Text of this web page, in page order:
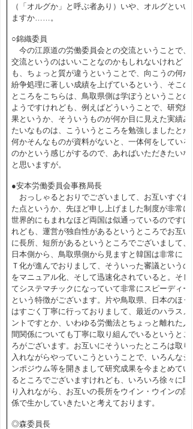
（「オルグか」と呼ぶ者あり）いや、オルグといい
ますか……。
○錦織委員
今の江原道の労働委員会との交流ということで、
交流というのはいいことなのかもしれないけれど
も、ちょっと質が違うということで、向こうの何か
紛争処理に著しい成績を上げているという、そこの
ところをこちらは、鳥取県側は学ぼうということの
ようですけれども、例えばどういうことで、研究結
果というか、そういうものが何か目に見えた実績み
たいなものは、こういうところを勉強しましたとか
何かそんなものが資料がないと、一体何をしている
のかという感じがするので、あればいただきたいな
と思いますが。
●安本労働委員会事務局長
おっしゃるとおりでございまして、お互いすぐれ
た点というか、先ほど申し上げました制度が非常に
世界的にもまれなほど両国は似通っているのですけ
れども、運営が独自性があるというところでお互い
に長所、短所があるというところでございまして、
日本側から、鳥取県側から見ますと韓国は非常にＩ
Ｔ化が進んでおりまして、そういった審議というの
をマニュアル化、そして迅速化されていると。そし
てシステマチックになっていて非常にスピーディー
という特徴がございます。片や鳥取県、日本のほう
はすごく丁寧に行っておりまして、最近のハラスメ
ントですとか、いわゆる労働法とちょっと離れた人
間関係についても丁寧に取り組んでいるというとこ
ろがございます。お互いにそういったところは取り
入れながらやっていこうということで、いろんなシ
ンポジウム等を開きまして研究成果を今まとめてい
るところでございますけれども、いろいろ徐々に取
り入れながら、お互いの長所をウイン・ウインの関
係で生かしていきたいと考えております。
◎森委員長